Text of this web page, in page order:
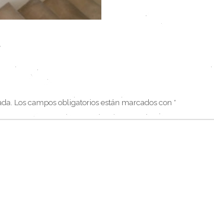
Los campos obligatorios están marcados con *